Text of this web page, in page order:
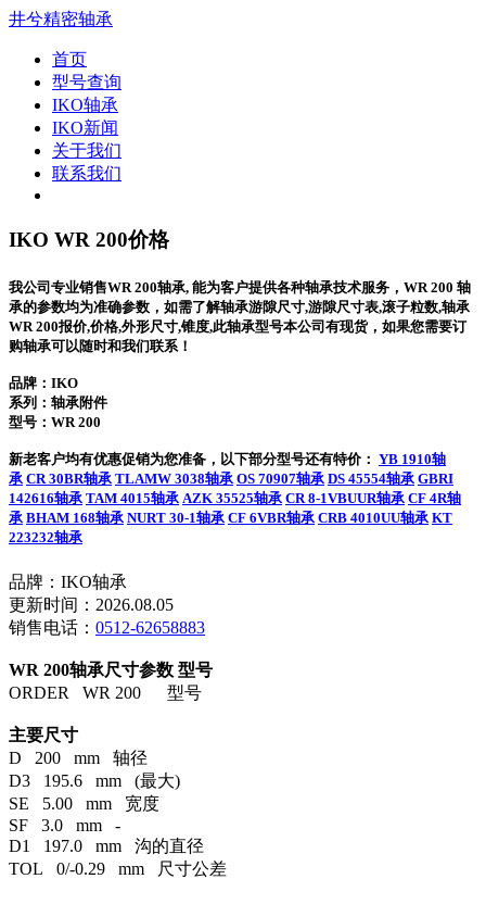
井兮精密轴承
首页
型号查询
IKO轴承
IKO新闻
关于我们
联系我们
IKO WR 200价格
我公司专业销售WR 200轴承, 能为客户提供各种轴承技术服务，WR 200 轴
承的参数均为准确参数，如需了解轴承游隙尺寸,游隙尺寸表,滚子粒数,轴承
WR 200报价,价格,外形尺寸,锥度,此轴承型号本公司有现货，如果您需要订
购轴承可以随时和我们联系！
品牌：IKO
系列：轴承附件
型号： WR 200
新老客户均有优惠促销为您准备，以下部分型号还有特价： YB 1910轴
承 CR 30BR轴承 TLAMW 3038轴承 OS 70907轴承 DS 45554轴承 GBRI
142616轴承 TAM 4015轴承 AZK 35525轴承 CR 8-1VBUUR轴承 CF 4R轴
承 BHAM 168轴承 NURT 30-1轴承 CF 6VBR轴承 CRB 4010UU轴承 KT
223232轴承
品牌：IKO轴承
更新时间：2026.08.05
销售电话： 0512-62658883
WR 200轴承尺寸参数 型号
ORDER WR 200 型号
主要尺寸
D 200 mm 轴径
D3 195.6 mm (最大)
SE 5.00 mm 宽度
SF 3.0 mm -
D1 197.0 mm 沟的直径
TOL 0/-0.29 mm 尺寸公差